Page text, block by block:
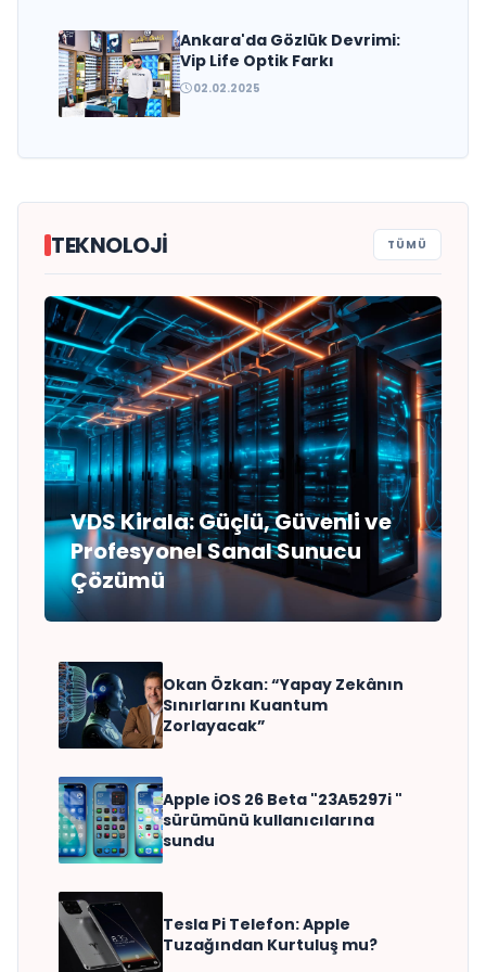
Ankara'da Gözlük Devrimi:
Vip Life Optik Farkı
02.02.2025
TEKNOLOJI TÜMÜ
VDS Kirala: Güçlü, Güvenli ve
Profesyonel Sanal Sunucu
Çözümü
Okan Özkan: “Yapay Zekânın
Sınırlarını Kuantum
Zorlayacak”
Apple iOS 26 Beta "23A5297i "
sürümünü kullanıcılarına
sundu
Tesla Pi Telefon: Apple
Tuzağından Kurtuluş mu?